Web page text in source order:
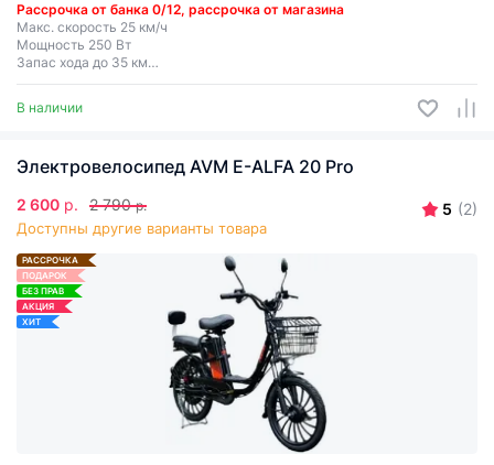
Рассрочка от банка 0/12, рассрочка от магазина
Макс. скорость 25 км/ч
Мощность 250 Вт
Запас хода до 35 км
Съемная батарея
В наличии
Электровелосипед AVM E-ALFA 20 Pro
2 600 р. 2 790 р.
Доступны другие варианты товара
5 (2)
РАССРОЧКА
ПОДАРОК
БЕЗ ПРАВ
АКЦИЯ
ХИТ